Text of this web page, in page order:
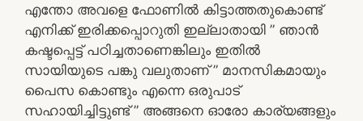
എന്തോ അവളെ ഫോണിൽ കിട്ടാത്തതുകൊണ്ട്
എനിക്ക് ഇരിക്കപ്പൊറുതി ഇല്ലാതായി ” ഞാൻ
കഷ്ടപ്പെട്ട് പഠിച്ചതാണെങ്കിലും ഇതിൽ
സായിയുടെ പങ്കു വലുതാണ് ” മാനസികമായും
പൈസ കൊണ്ടും എന്നെ ഒരുപാട്
സഹായിച്ചിട്ടുണ്ട് ” അങ്ങനെ ഓരോ കാര്യങ്ങളും